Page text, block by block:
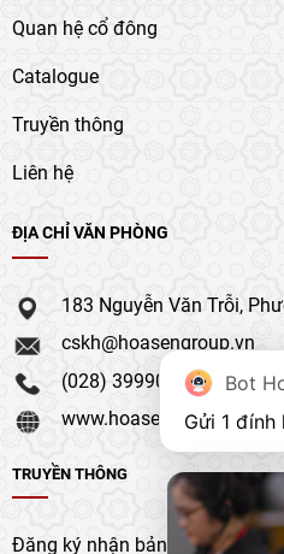
Quan hệ cổ đông
Catalogue
Truyền thông
Liên hệ
ĐỊA CHỈ VĂN PHÒNG
183 Nguyễn Văn Trỗi,
cskh@hoasengroup.vn
(028) 39990 111
www.hoasengroup.vn
TRUYỀN THÔNG
Đăng ký nhận bản tin của
Bot
Gửi 1 đính